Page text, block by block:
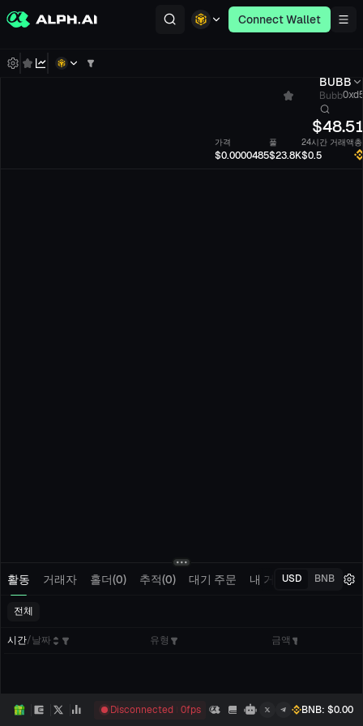
Connect Wallet
BUBB
Bubb
$
가격
$0.0000485
풀
$23.8K
24시간 거래액
$0.5
활동 거래자 홀더(0) 추적(0) 대기 주문 내 거래USD BNB
전체
시간/날짜 유형 금액
Disconnected 0fps BNB: $0.00